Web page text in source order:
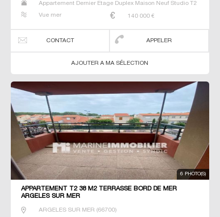
Appartement Dernier Etage Duplex Maison Neuf Studio T2
Vue mer
140 000 €
CONTACT APPELER
AJOUTER A MA SÉLECTION
6 PHOTO(S)
APPARTEMENT T2 38 M2 TERRASSE BORD DE MER
ARGELES SUR MER
ARGELES SUR MER (66700)